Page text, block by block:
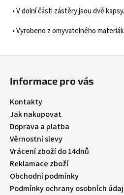
• V dolní části zástěry jsou dvě kapsy.
• Vyrobeno z omyvatelného
Kč
Původně:
Kč
Informace pro vás
Kontakty
Jak nakupovat
Doprava a platba
Věrnostní slevy
Vrácení zboží do 14dnů
Reklamace zboží
Obchodní podmínky
Podmínky ochrany osobních